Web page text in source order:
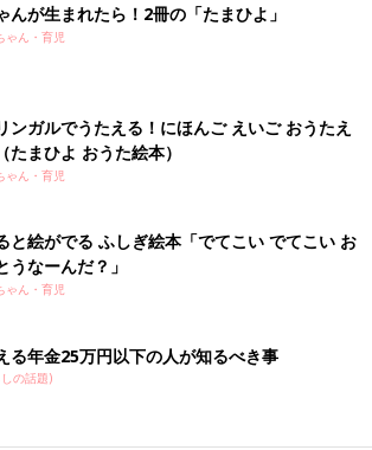
んが生まれたら！2冊の「たまひよ」
ゃん・育児
ンガルでうたえる！にほんご えいご おうたえ
たまひよ おうた絵本）
ゃん・育児
と絵がでる ふしぎ絵本「でてこい でてこい お
うなーんだ？」
ゃん・育児
る年金25万円以下の人が知るべき事
の話題)